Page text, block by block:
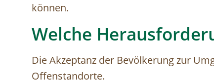
können.
Welche
Die Akzeptanz der Bevölkerung zur
Offenstandorte.